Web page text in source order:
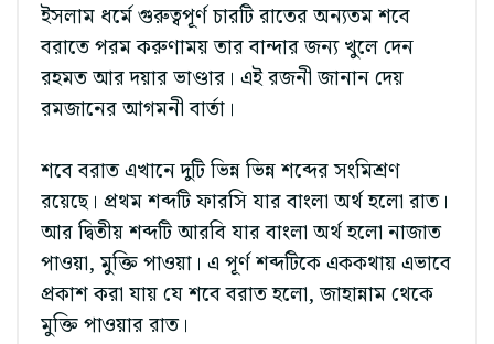
ইসলাম ধর্মে গুরুত্বপূর্ণ চারটি রাতের অন্যতম শবে
বরাতে পরম করুণাময় তার বান্দার জন্য খুলে দেন
রহমত আর দয়ার ভাণ্ডার। এই রজনী জানান দেয়
রমজানের আগমনী বার্তা।
শবে বরাত এখানে দুটি ভিন্ন ভিন্ন শব্দের সংমিশ্রণ
রয়েছে। প্রথম শব্দটি ফারসি যার বাংলা অর্থ হলো রাত।
আর দ্বিতীয় শব্দটি আরবি যার বাংলা অর্থ হলো নাজাত
পাওয়া, মুক্তি পাওয়া। এ পূর্ণ শব্দটিকে এককথায় এভাবে
প্রকাশ করা যায় যে শবে বরাত হলো, জাহান্নাম থেকে
মুক্তি পাওয়ার রাত।